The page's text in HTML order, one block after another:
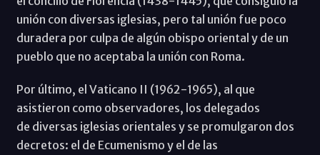
unión con diversas iglesias, pero tal unión fue poco
duradera por culpa de algún obispo oriental y de un
pueblo que no aceptaba la unión con Roma.
Por último, el Vaticano II (1962-1965), al que
asistieron como observadores, los delegados
de diversas iglesias orientales y se promulgaron dos
decretos: el de Ecumenismo y el de las